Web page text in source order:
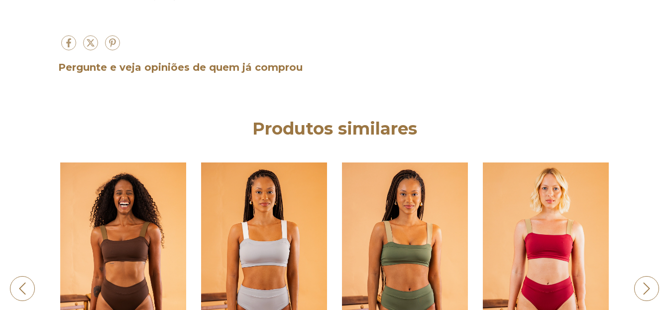
Pergunte e veja opiniões de quem já comprou
Produtos similares